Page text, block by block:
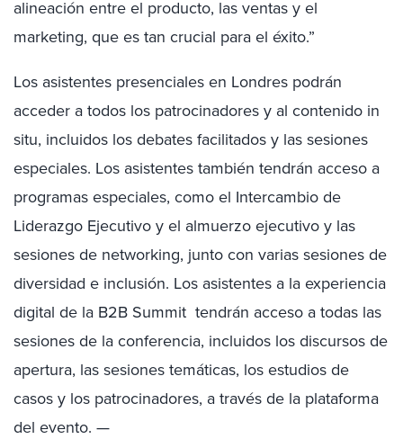
alineación entre el producto, las ventas y el
marketing, que es tan crucial para el éxito.”
Los asistentes presenciales en Londres podrán
acceder a todos los patrocinadores y al contenido in
situ, incluidos los debates facilitados y las sesiones
especiales. Los asistentes también tendrán acceso a
programas especiales, como el Intercambio de
Liderazgo Ejecutivo y el almuerzo ejecutivo y las
sesiones de networking, junto con varias sesiones de
diversidad e inclusión. Los asistentes a la experiencia
digital de la B2B Summit tendrán acceso a todas las
sesiones de la conferencia, incluidos los discursos de
apertura, las sesiones temáticas, los estudios de
casos y los patrocinadores, a través de la plataforma
del evento. —